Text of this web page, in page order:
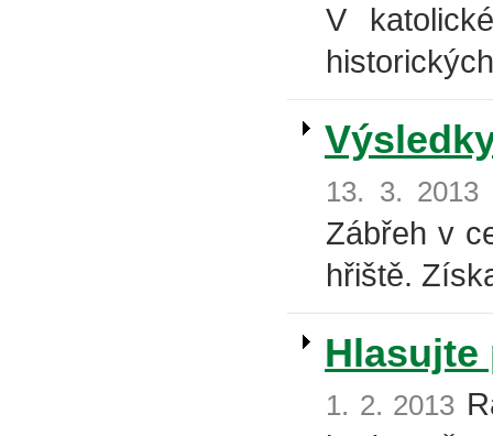
V
13. 3. 2013
Zábřeh v
hřiště.
Hlasujte
1. 2. 2013